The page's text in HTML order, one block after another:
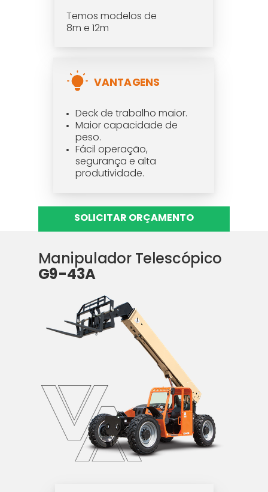
VANTAGENS
Deck de trabalho maior.
Maior capacidade de
peso.
Fácil operação,
segurança e alta
produtividade.
Temos modelos de
8m e 12m
SOLICITAR ORÇAMENTO
Manipulador Telescópico
G9-43A